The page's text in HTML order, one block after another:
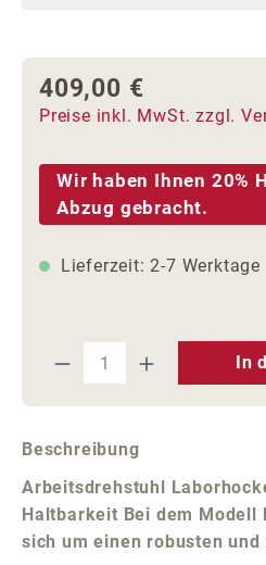
Regulärer Preis:
409,00 €
Preise inkl. MwSt. zzgl.
Wir haben Ihnen 20%
Abzug gebracht.
Lieferzeit: 2-7 Werktage
Produkt Anzahl: In
Beschreibung
Arbeitsdrehstuhl
Haltbarkeit Bei dem Modell
sich um einen robusten und